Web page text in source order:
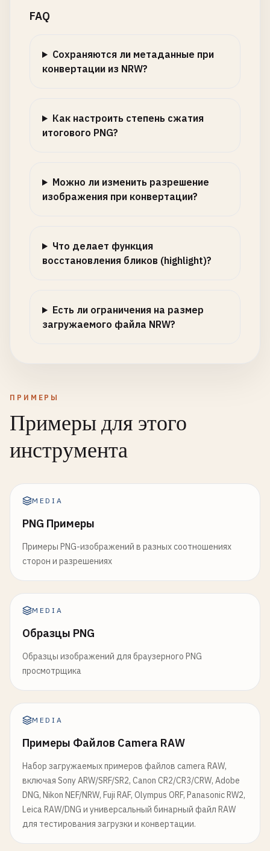
FAQ
Сохраняются ли метаданные при
конвертации из NRW?
Как настроить степень сжатия
итогового PNG?
Можно ли изменить разрешение
изображения при конвертации?
Что делает функция
восстановления бликов (highlight)?
Есть ли ограничения на размер
загружаемого файла NRW?
ПРИМЕРЫ
Примеры для этого
инструмента
MEDIA
PNG Примеры
Примеры PNG-изображений в разных соотношениях
сторон и разрешениях
MEDIA
Образцы PNG
Образцы изображений для браузерного PNG
просмотрщика
MEDIA
Примеры Файлов Camera RAW
Набор загружаемых примеров файлов camera RAW,
включая Sony ARW/SRF/SR2, Canon CR2/CR3/CRW, Adobe
DNG, Nikon NEF/NRW, Fuji RAF, Olympus ORF, Panasonic RW2,
Leica RAW/DNG и универсальный бинарный файл RAW
для тестирования загрузки и конвертации.